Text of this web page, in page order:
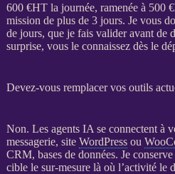
600 €HTla journée, ramenée à 500 €
mission de plus de 3 jours. Je vous
de jours, que je fais valider avant de
surprise, vous le connaissez dès le
Devez-vous remplacer vos outils
Non. Les agents IA se connectent à
messagerie, site WordPressou
CRM, bases de données. Je
cible le sur-mesure là où l’activité le